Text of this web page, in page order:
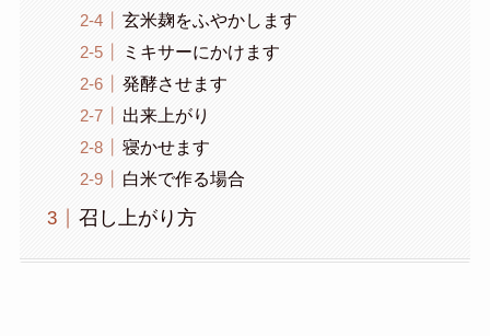
玄米麹をふやかします
ミキサーにかけます
発酵させます
出来上がり
寝かせます
白米で作る場合
召し上がり方